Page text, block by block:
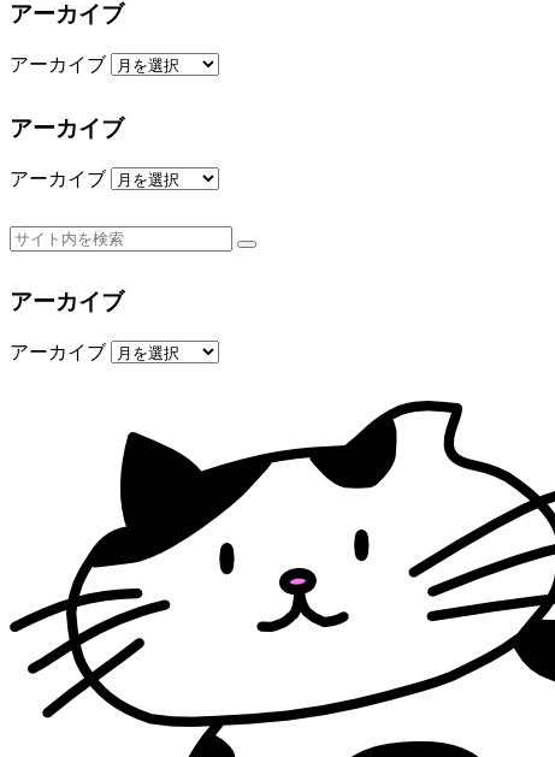
アーカイブ
アーカイブ
アーカイブ
アーカイブ
アーカイブ
アーカイブ